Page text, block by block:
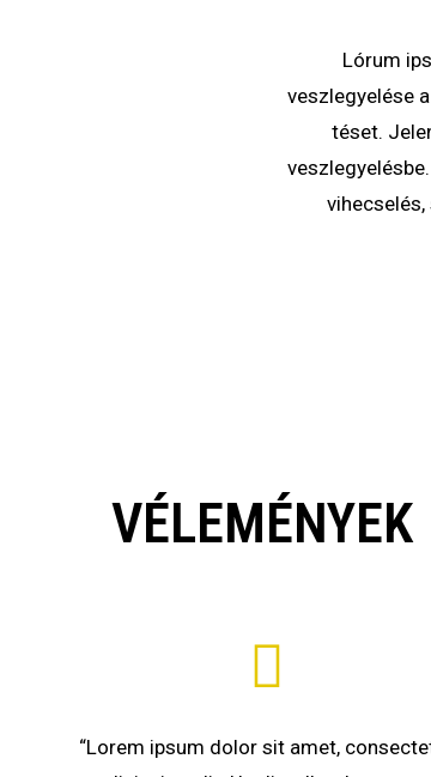
Lórum
veszlegyelése
téset.
vihecselés,
VÉLEMÉNYEK
“Lorem ipsum dolor sit amet,